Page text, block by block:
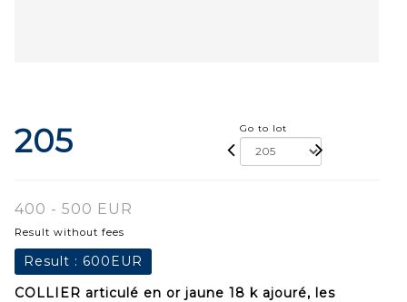
205 Go to lot
400 - 500 EUR
Result without fees
Result : 600EUR
COLLIER articulé en or jaune 18 k ajouré, les